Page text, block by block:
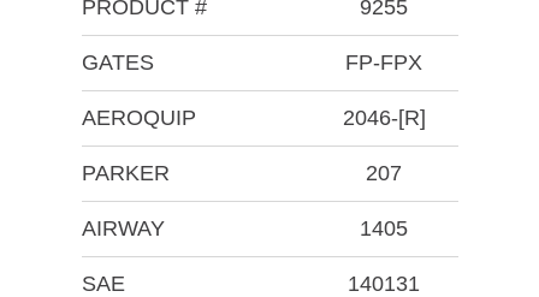
PRODUCT # 9255
GATES FP-FPX
AEROQUIP 2046-[R]
PARKER 207
AIRWAY 1405
SAE 140131